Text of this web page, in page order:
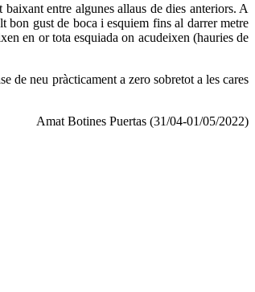
entre algunes allaus de dies anteriors. A
bon gust de boca i esquiem fins al darrer metre
en or tota esquiada on acudeixen (hauries de
de neu pràcticament a zero sobretot a les cares
Amat Botines Puertas (31/04-01/05/2022)